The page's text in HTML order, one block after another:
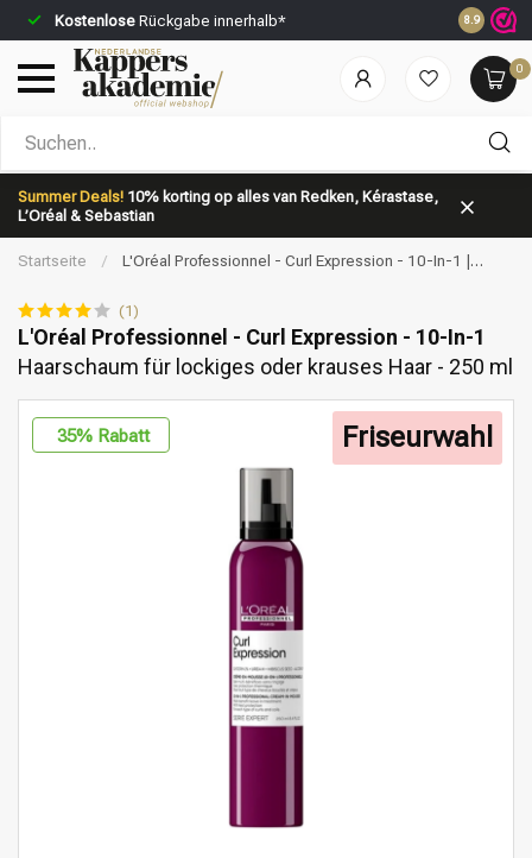
Kostenlose Rückgabe innerhalb* Vor 23:59
8.9
0
Summer Deals! 10% korting op alles van Redken, Kérastase,
L’Oréal & Sebastian
Nach welcher Kategorie suchst du?
Marken Haarpflege
Startseite /
L'Oréal Professionnel - Curl Expression - 10-In-1 |
(1)
L'Oréal Professionnel - Curl Expression - 10-In-1
Haarschaum für lockiges oder krauses Haar - 250 ml
35% Rabatt Friseurwahl